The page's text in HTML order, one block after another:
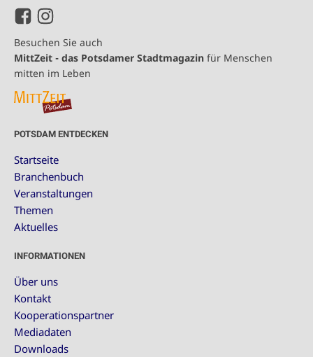
Besuchen Sie auch
MittZeit - das Potsdamer Stadtmagazin für Menschen
mitten im Leben
POTSDAM ENTDECKEN
Startseite
Branchenbuch
Veranstaltungen
Themen
Aktuelles
INFORMATIONEN
Über uns
Kontakt
Kooperationspartner
Mediadaten
Downloads